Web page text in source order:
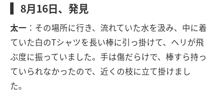
8月16日、発見
太一 ：その場所に行き、流れていた水を汲み、中に着
ていた白のTシャツを長い棒に引っ掛けて、ヘリが飛
ぶ度に振っていました。手は傷だらけで、棒すら持っ
ていられなかったので、近くの枝に立て掛けまし
た。